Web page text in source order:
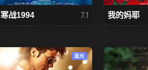
寒战1994 7.1 我的妈耶
蓝光